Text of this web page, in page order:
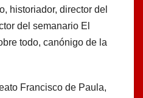
historiador, director del
del semanario El
todo, canónigo de la
Francisco de Paula,